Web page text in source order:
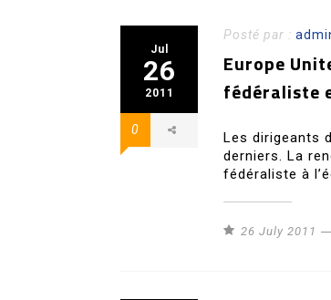
Jul
26
2011
0
Posté par :
Europe
fédéraliste
Les dirigeants
derniers. La
fédéraliste à
26 July 2011